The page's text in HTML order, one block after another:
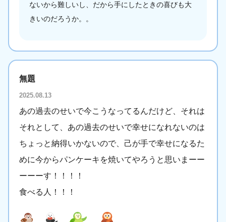
ないから難しいし、だから手にしたときの喜びも大
きいのだろうか。。
無題
2025.08.13
あの過去のせいで今こうなってるんだけど、それは
それとして、あの過去のせいで幸せになれないのは
ちょっと納得いかないので、己が手で幸せになるた
めに今からパンケーキを焼いてやろうと思いまーー
ーーーす！！！！
食べる人！！！